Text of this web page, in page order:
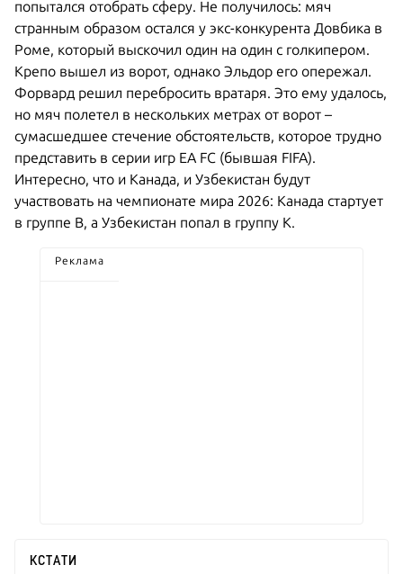
попытался отобрать сферу. Не получилось: мяч
странным образом остался у экс-конкурента Довбика в
Роме, который выскочил один на один с голкипером.
Крепо вышел из ворот, однако Эльдор его опережал.
Форвард решил перебросить вратаря. Это ему удалось,
но мяч полетел в нескольких метрах от ворот –
сумасшедшее стечение обстоятельств, которое трудно
представить в серии игр EA FC (бывшая FIFA).
Интересно, что и Канада, и Узбекистан будут
участвовать на чемпионате мира 2026: Канада стартует
в группе B, а Узбекистан попал в группу K.
Реклама
КСТАТИ